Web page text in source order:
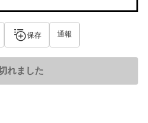
保存 通報
れました